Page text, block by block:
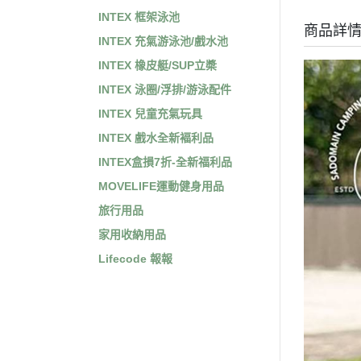
INTEX 框架泳池
INTEX 充氣游泳池/戲水池
INTEX 橡皮艇/SUP立槳
INTEX 泳圈/浮排/游泳配件
INTEX 兒童充氣玩具
INTEX 戲水全新褔利品
INTEX盒損7折-全新福利品
MOVELIFE運動健身用品
旅行用品
家用收納用品
Lifecode 報報
商品詳情